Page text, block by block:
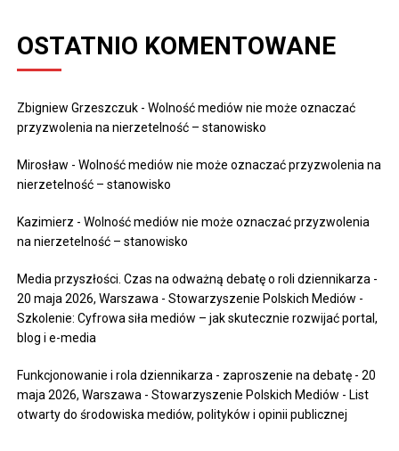
OSTATNIO KOMENTOWANE
Zbigniew Grzeszczuk -Wolność mediów nie może oznaczać
przyzwolenia na nierzetelność – stanowisko
Mirosław -Wolność mediów nie może oznaczać przyzwolenia na
nierzetelność – stanowisko
Kazimierz -Wolność mediów nie może oznaczać przyzwolenia
na nierzetelność – stanowisko
Media przyszłości. Czas na odważną debatę o roli dziennikarza -
20 maja 2026, Warszawa - Stowarzyszenie Polskich Mediów -
Szkolenie: Cyfrowa siła mediów – jak skutecznie rozwijać portal,
blog i e-media
Funkcjonowanie i rola dziennikarza - zaproszenie na debatę - 20
maja 2026, Warszawa - Stowarzyszenie Polskich Mediów -List
otwarty do środowiska mediów, polityków i opinii publicznej